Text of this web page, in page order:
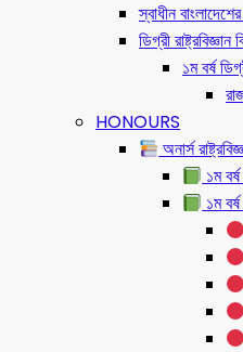
স্বাধীন
ডিগ্রী রাষ্ট্রবিজ্ঞান
১ম বর্ষ
HONOURS
অনার্স
১ম
১ম